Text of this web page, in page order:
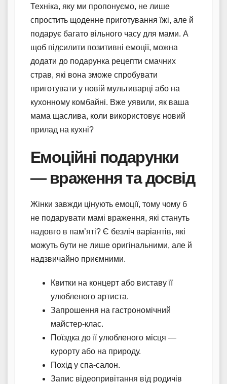
Техніка, яку ми пропонуємо, не лише
спростить щоденне приготування їжі, але й
подарує багато вільного часу для мами. А
щоб підсилити позитивні емоції, можна
додати до подарунка рецепти смачних
страв, які вона зможе спробувати
приготувати у новій мультиварці або на
кухонному комбайні. Вже уявили, як ваша
мама щаслива, коли використовує новий
прилад на кухні?
Емоційні подарунки
— враження та досвід
Жінки завжди цінують емоції, тому чому б
не подарувати мамі враження, які стануть
надовго в пам’яті? Є безліч варіантів, які
можуть бути не лише оригінальними, але й
надзвичайно приємними.
Квитки на концерт або виставу її
улюбленого артиста.
Запрошення на гастрономічний
майстер-клас.
Поїздка до її улюбленого місця —
курорту або на природу.
Похід у спа-салон.
Запис відеопривітання від родичів